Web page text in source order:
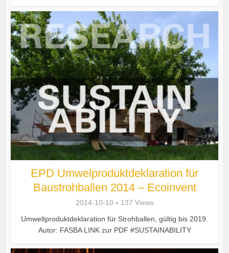
EPD Umwelproduktdeklaration für
Baustrohballen 2014 – Ecoinvent
2014-10-10
137 Views
Umweltproduktdeklaration für Strohballen, gültig bis 2019.
Autor: FASBA LINK zur PDF #SUSTAINABILITY